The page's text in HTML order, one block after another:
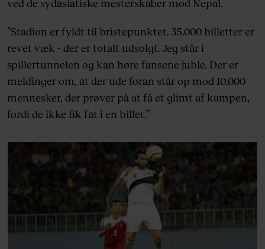
ved de sydasiatiske mesterskaber mod Nepal.
”Stadion er fyldt til bristepunktet. 35.000 billetter er
revet væk - der er totalt udsolgt. Jeg står i
spillertunnelen og kan høre fansene juble. Der er
meldinger om, at der ude foran står op mod 10.000
mennesker, der prøver på at få et glimt af kampen,
fordi de ikke fik fat i en billet.”